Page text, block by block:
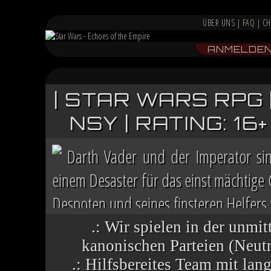
ÜBER UNS | FAQ |
| STAR WARS
NSY | RATING:
Darth Vader und der Imperator
einem Desaster für das einst
Despoten und seines finsteren
Chaos herrscht auf vielen Welten,
.: Wir spielen in der
kanonischen Parteien
.: Hilfsbereites Team mit